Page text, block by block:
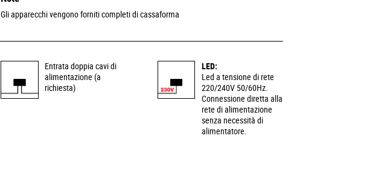
Gli apparecchi vengono forniti completi di cassaforma
Entrata doppia cavi di
alimentazione (a
richiesta)
LED:
Led a tensione di rete
220/240V 50/60Hz.
Connessione diretta alla
rete di alimentazione
senza necessità di
alimentatore.